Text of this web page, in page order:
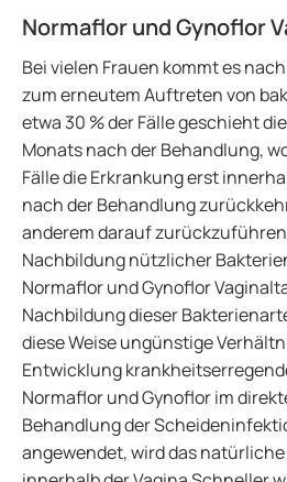
Normaflor und Gynoflor
Bei vielen Frauen kommt es
zum erneutem Auftreten von
etwa 30 % der Fälle geschieht
Monats nach der Behandlung,
Fälle die Erkrankung erst
nach der Behandlung
anderem darauf
Nachbildung nützlicher
Normaflor und Gynoflor
Nachbildung dieser
diese Weise ungünstige
Entwicklung
Normaflor und Gynoflor im
Behandlung der
angewendet, wird das